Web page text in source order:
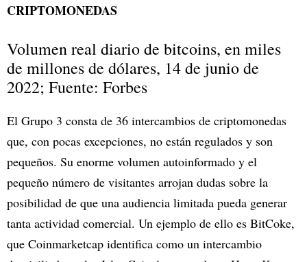
CRIPTOMONEDAS
Volumen real diario de bitcoins, en miles
de millones de dólares, 14 de junio de
2022; Fuente: Forbes
El Grupo 3 consta de 36 intercambios de criptomonedas
que, con pocas excepciones, no están regulados y son
pequeños. Su enorme volumen autoinformado y el
pequeño número de visitantes arrojan dudas sobre la
posibilidad de que una audiencia limitada pueda generar
tanta actividad comercial. Un ejemplo de ello es BitCoke,
que Coinmarketcap identifica como un intercambio